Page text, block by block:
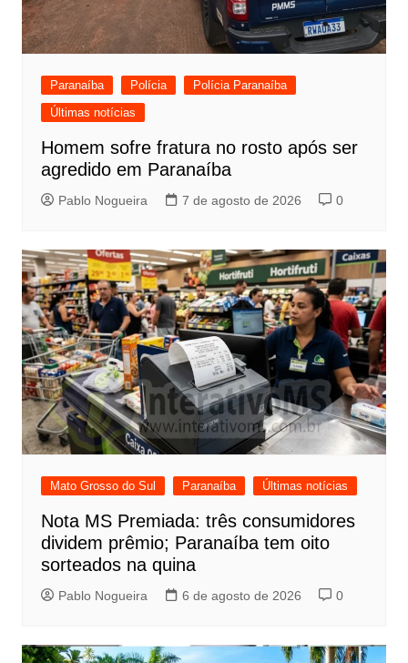
Paranaíba Polícia
Polícia Paranaíba
Últimas notícias
Homem sofre fratura no rosto após ser
agredido em Paranaíba
Pablo Nogueira 7 de agosto de 2026 0
Mato Grosso do Sul Paranaíba Últimas notícias
Nota MS Premiada: três consumidores
dividem prêmio; Paranaíba tem oito
sorteados na quina
Pablo Nogueira 6 de agosto de 2026 0